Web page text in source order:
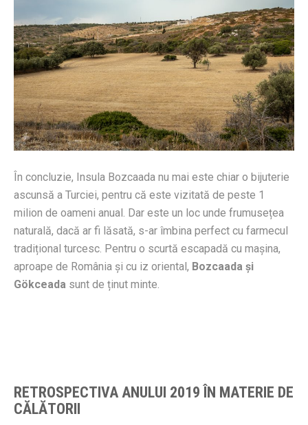
În concluzie, Insula Bozcaada nu mai este chiar o bijuterie
ascunsă a Turciei, pentru că este vizitată de peste 1
milion de oameni anual. Dar este un loc unde frumusețea
naturală, dacă ar fi lăsată, s-ar îmbina perfect cu farmecul
tradițional turcesc. Pentru o scurtă escapadă cu mașina,
aproape de România și cu iz oriental, Bozcaada și
Gökceada sunt de ținut minte.
RETROSPECTIVA ANULUI 2019 ÎN MATERIE DE
CĂLĂTORII